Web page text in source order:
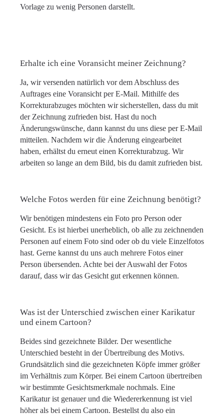
Vorlage zu wenig Personen darstellt.
Erhalte ich eine Voransicht meiner Zeichnung?
Ja, wir versenden natürlich vor dem Abschluss des
Auftrages eine Voransicht per E-Mail. Mithilfe des
Korrekturabzuges möchten wir sicherstellen, dass du mit
der Zeichnung zufrieden bist. Hast du noch
Änderungswünsche, dann kannst du uns diese per E-Mail
mitteilen. Nachdem wir die Änderung eingearbeitet
haben, erhältst du erneut einen Korrekturabzug. Wir
arbeiten so lange an dem Bild, bis du damit zufrieden bist.
Welche Fotos werden für eine Zeichnung benötigt?
Wir benötigen mindestens ein Foto pro Person oder
Gesicht. Es ist hierbei unerheblich, ob alle zu zeichnenden
Personen auf einem Foto sind oder ob du viele Einzelfotos
hast. Gerne kannst du uns auch mehrere Fotos einer
Person übersenden. Achte bei der Auswahl der Fotos
darauf, dass wir das Gesicht gut erkennen können.
Was ist der Unterschied zwischen einer Karikatur
und einem Cartoon?
Beides sind gezeichnete Bilder. Der wesentliche
Unterschied besteht in der Übertreibung des Motivs.
Grundsätzlich sind die gezeichneten Köpfe immer größer
im Verhältnis zum Körper. Bei einem Cartoon übertreiben
wir bestimmte Gesichtsmerkmale nochmals. Eine
Karikatur ist genauer und die Wiedererkennung ist viel
höher als bei einem Cartoon. Bestellst du also ein